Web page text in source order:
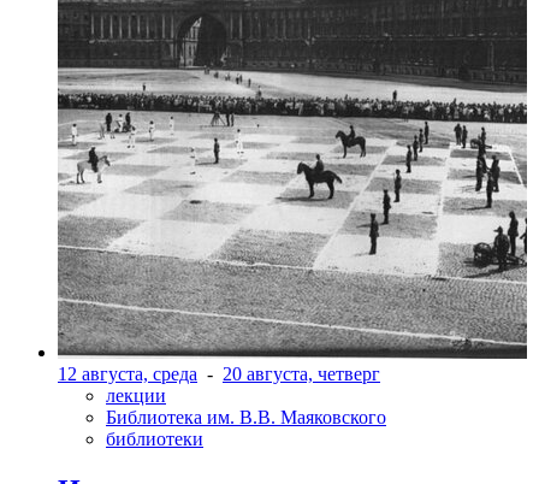
12 августа, среда - 20 августа, четверг
лекции
Библиотека им. В.В. Маяковского
библиотеки